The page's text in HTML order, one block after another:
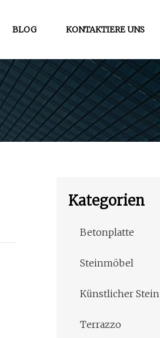
BLOG KONTAKTIERE UNS
Kategorien
Betonplatte
Steinmöbel
Künstlicher Stein
Terrazzo